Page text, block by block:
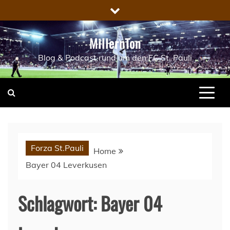
to
content
MillernTon
Blog & Podcast rund um den FC St. Pauli
Forza St.Pauli
Home
Bayer 04 Leverkusen
Schlagwort:Bayer 04